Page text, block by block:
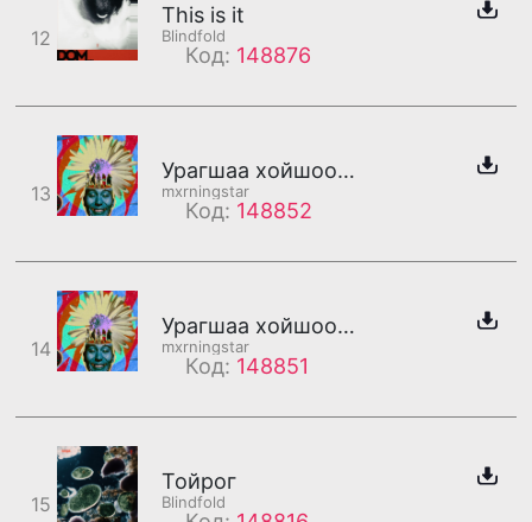
12
This is it
Blindfold
Код: 148876
13
Урагшаа хойшоо /дахилт/
mxrningstar
Код: 148852
14
Урагшаа хойшоо /бадаг/
mxrningstar
Код: 148851
15
Тойрог
Blindfold